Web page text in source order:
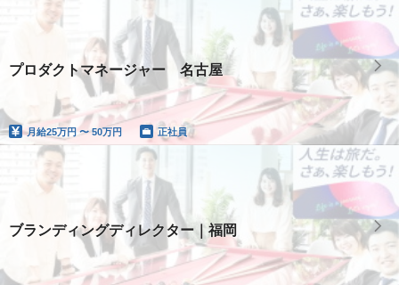
プロダクトマネージャー 名古屋
月給25万円 〜 50万円 正社員
ブランディングディレクター｜福岡